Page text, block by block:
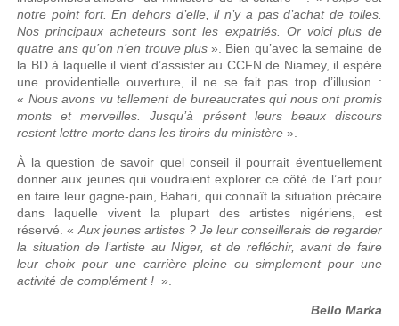
notre point fort. En dehors d’elle, il n’y a pas d’achat de toiles.
Nos principaux acheteurs sont les expatriés. Or voici plus de
quatre ans qu’on n’en trouve plus». Bien qu’avec la semaine de
la BD à laquelle il vient d’assister au CCFN de Niamey, il espère
une providentielle ouverture, il ne se fait pas trop d’illusion :
« Nous avons vu tellement de bureaucrates qui nous ont promis
monts et merveilles. Jusqu’à présent leurs beaux discours
restent lettre morte dans les tiroirs du ministère ».
À la question de savoir quel conseil il pourrait éventuellement
donner aux jeunes qui voudraient explorer ce côté de l’art pour
en faire leur gagne-pain, Bahari, qui connaît la situation précaire
dans laquelle vivent la plupart des artistes nigériens, est
réservé. «Aux jeunes artistes ? Je leur conseillerais de regarder
la situation de l’artiste au Niger, et de refléchir, avant de faire
leur choix pour une carrière pleine ou simplement pour une
activité de complément ! ».
Bello Marka